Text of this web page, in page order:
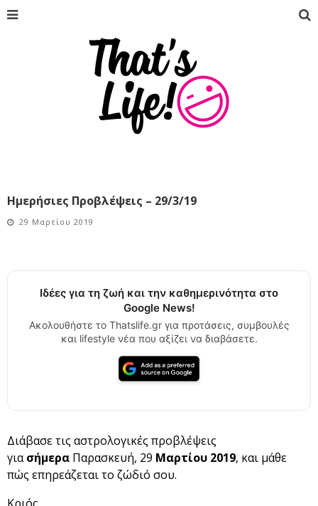
Ημερήσιες Προβλέψεις – 29/3/19
29 Μαρτίου 2019
Ιδέες για τη ζωή και την καθημερινότητα στο
Google News!
Ακολουθήστε το Thatslife.gr για προτάσεις, συμβουλές
και lifestyle νέα που αξίζει να διαβάσετε.
Διάβασε τις αστρολογικές προβλέψεις
γιασήμερα Παρασκευή, 29 Μαρτίου 2019, και μάθε
πώς επηρεάζεται το ζώδιό σου.